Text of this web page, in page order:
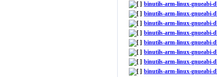
binutils-arm-linux-gnueabi-
binutils-arm-linux-gnueabi-
binutils-arm-linux-gnueabi-
binutils-arm-linux-gnueabi-
binutils-arm-linux-gnueabi-
binutils-arm-linux-gnueabi-
binutils-arm-linux-gnueabi-
binutils-arm-linux-gnueabi-